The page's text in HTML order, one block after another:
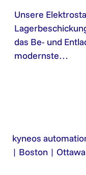
Unsere
das Be- und
modernste…
kyneos
| Boston | Ottawa